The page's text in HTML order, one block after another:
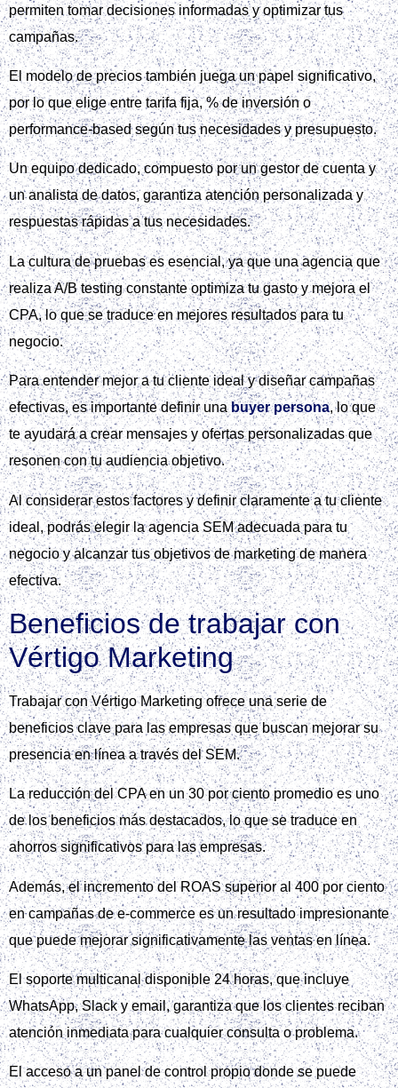
permiten tomar decisiones informadas y optimizar tus
campañas.
El modelo de precios también juega un papel significativo,
por lo que elige entre tarifa fija, % de inversión o
performance‑based según tus necesidades y presupuesto.
Un equipo dedicado, compuesto por un gestor de cuenta y
un analista de datos, garantiza atención personalizada y
respuestas rápidas a tus necesidades.
La cultura de pruebas es esencial, ya que una agencia que
realiza A/B testing constante optimiza tu gasto y mejora el
CPA, lo que se traduce en mejores resultados para tu
negocio.
Para entender mejor a tu cliente ideal y diseñar campañas
efectivas, es importante definir unabuyer persona, lo que
te ayudará a crear mensajes y ofertas personalizadas que
resonen con tu audiencia objetivo.
Al considerar estos factores y definir claramente a tu cliente
ideal, podrás elegir la agencia SEM adecuada para tu
negocio y alcanzar tus objetivos de marketing de manera
efectiva.
Beneficios de trabajar con
Vértigo Marketing
Trabajar con Vértigo Marketing ofrece una serie de
beneficios clave para las empresas que buscan mejorar su
presencia en línea a través del SEM.
La reducción del CPA en un 30 por ciento promedio es uno
de los beneficios más destacados, lo que se traduce en
ahorros significativos para las empresas.
Además, el incremento del ROAS superior al 400 por ciento
en campañas de e-commerce es un resultado impresionante
que puede mejorar significativamente las ventas en línea.
El soporte multicanal disponible 24 horas, que incluye
WhatsApp, Slack y email, garantiza que los clientes reciban
atención inmediata para cualquier consulta o problema.
El acceso a un panel de control propio donde se puede